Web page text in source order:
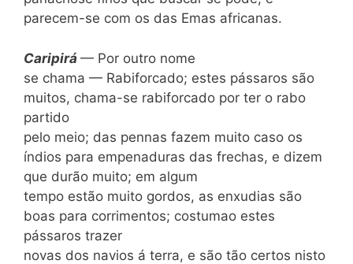
parecem-se com os das Emas africanas.
Caripirá — Por outro nome
se chama — Rabiforcado; estes pássaros são
mui­tos, chama-se rabiforcado por ter o rabo
partido
pelo meio; das pennas fazem muito caso os
índios para empenaduras das frechas, e dizem
que durão muito; em algum
tempo estão muito gordos, as enxudias são
boas para corrimentos; costumao estes
pássaros trazer
novas dos navios á terra, e são tão certos nisto